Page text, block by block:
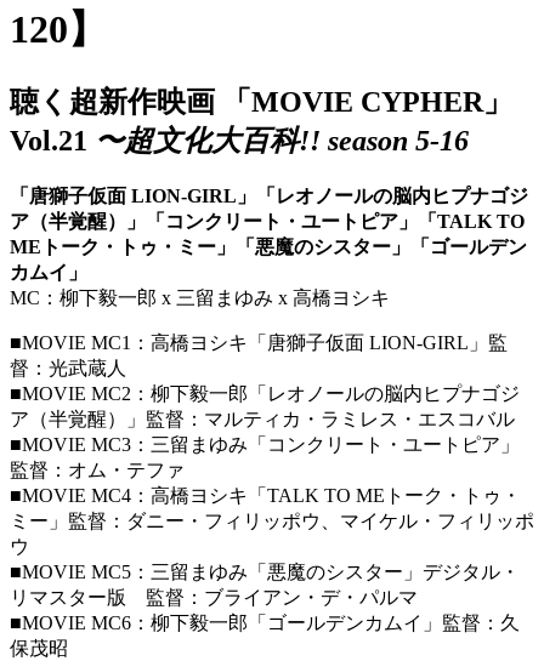
120】
聴く超新作映画 「MOVIE CYPHER」
Vol.21 〜超文化大百科!! season 5-16
「唐獅子仮面 LION-GIRL」「レオノールの脳内ヒプナゴジ
ア（半覚醒）」「コンクリート・ユートピア」「TALK TO
MEトーク・トゥ・ミー」「悪魔のシスター」「ゴールデン
カムイ」
MC：柳下毅一郎 x 三留まゆみ x 高橋ヨシキ
■MOVIE MC1：高橋ヨシキ「唐獅子仮面 LION-GIRL」監
督：光武蔵人
■MOVIE MC2：柳下毅一郎「レオノールの脳内ヒプナゴジ
ア（半覚醒）」監督：マルティカ・ラミレス・エスコバル
■MOVIE MC3：三留まゆみ「コンクリート・ユートピア」
監督：オム・テファ
■MOVIE MC4：高橋ヨシキ「TALK TO MEトーク・トゥ・
ミー」監督：ダニー・フィリッポウ、マイケル・フィリッポ
ウ
■MOVIE MC5：三留まゆみ「悪魔のシスター」デジタル・
リマスター版 監督：ブライアン・デ・パルマ
■MOVIE MC6：柳下毅一郎「ゴールデンカムイ」監督：久
保茂昭